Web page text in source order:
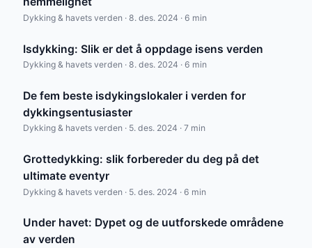
Dykking & havets verden · 8. des. 2024 · 6 min
Isdykking: Slik er det å oppdage isens verden
Dykking & havets verden · 8. des. 2024 · 6 min
De fem beste isdykingslokaler i verden for
dykkingsentusiaster
Dykking & havets verden · 5. des. 2024 · 7 min
Grottedykking: slik forbereder du deg på det
ultimate eventyr
Dykking & havets verden · 5. des. 2024 · 6 min
Under havet: Dypet og de uutforskede områdene
av verden